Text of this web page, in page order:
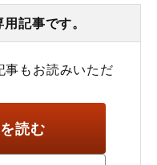
記事です。
事もお読みいただ
読む